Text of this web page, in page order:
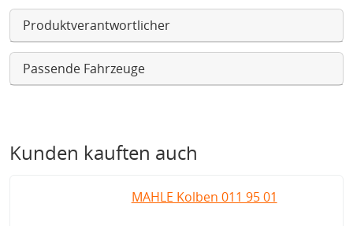
Produktverantwortlicher
Passende Fahrzeuge
Kunden kauften auch
MAHLE Kolben 011 95 01